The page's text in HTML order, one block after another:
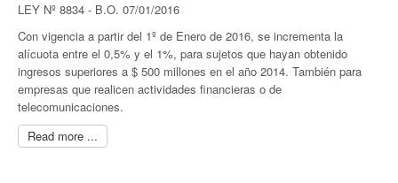
LEY Nº 8834 - B.O. 07/01/2016
Con vigencia a partir del 1º de Enero de 2016, se incrementa la
alícuota entre el 0,5% y el 1%, para sujetos que hayan obtenido
ingresos superiores a $ 500 millones en el año 2014. También para
empresas que realicen actividades financieras o de
telecomunicaciones.
Read more ...